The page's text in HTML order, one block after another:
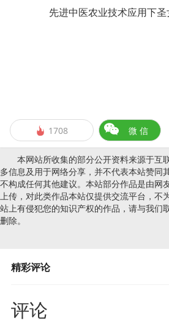
先进中医农业技术应用下圣
 1708 微 信
本网站所收集的部分公开资料来源于互
多信息及用于网络分享，并不代表本站赞同
不构成任何其他建议。本站部分作品是由网
上传，对此类作品本站仅提供交流平台，不
站上有侵犯您的知识产权的作品，请与我们
删除。
精彩评论
评论